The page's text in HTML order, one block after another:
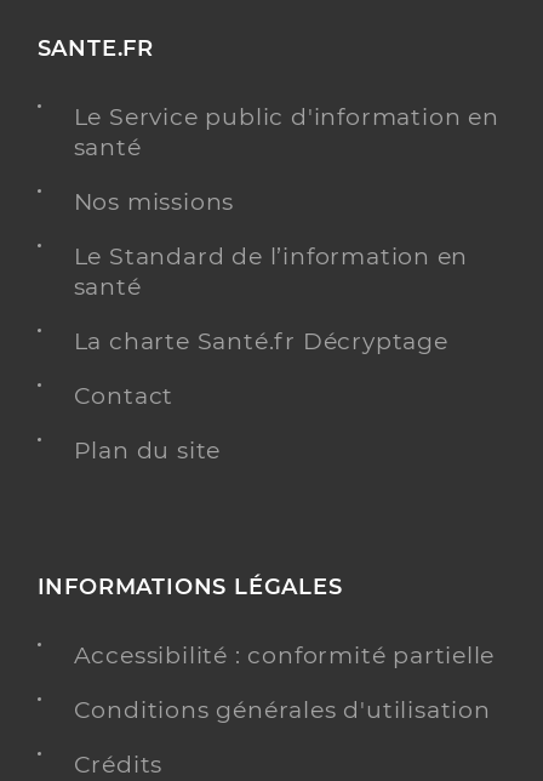
SANTE.FR
Le Service public d'information en
santé
Nos missions
Le Standard de l’information en
santé
La charte Santé.fr Décryptage
Contact
Plan du site
INFORMATIONS LÉGALES
Accessibilité : conformité partielle
Conditions générales d'utilisation
Crédits